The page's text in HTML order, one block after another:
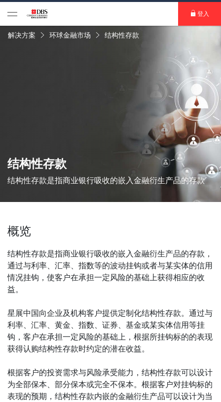
登入
解决方案 环球金融市场 结构性存款
结构性存款
结构性存款是指商业银行吸收的嵌入金融衍生产品的存款
概览
结构性存款是指商业银行吸收的嵌入金融衍生产品的存款，
通过与利率、汇率、指数等的波动挂钩或者与某实体的信用
情况挂钩，使客户在承担一定风险的基础上获得相应的收
益。
星展中国向企业及机构客户提供定制化结构性存款。通过与
利率、汇率、黄金、指数、证券、基金或某实体信用等挂
钩，客户在承担一定风险的基础上，根据所挂钩标的的表现
获得认购结构性存款时约定的潜在收益。
根据客户的投资需求与风险承受能力，结构性存款可以设计
为全部保本、部分保本或完全不保本。根据客户对挂钩标的
表现的预期，结构性存款内嵌的金融衍生产品可以设计为当